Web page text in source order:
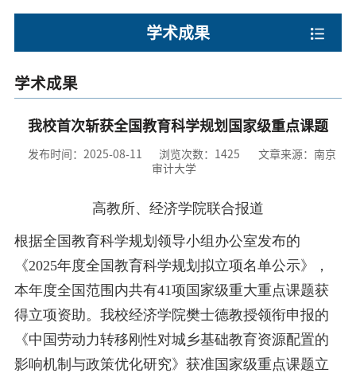
学术成果
学术成果
我校首次斩获全国教育科学规划国家级重点课题
发布时间：2025-08-11 浏览次数： 1425
文章来源：南京
审计大学
‌高教所、经济学院联合报道
根据全国教育科学规划领导小组办公室发布的
《2025年度全国教育科学规划拟立项名单公示》，
本年度全国范围内共有41项国家级重大重点课题获
得立项资助。我校经济学院樊士德教授领衔申报的
《中国劳动力转移刚性对城乡基础教育资源配置的
影响机制与政策优化研究》获准国家级重点课题立